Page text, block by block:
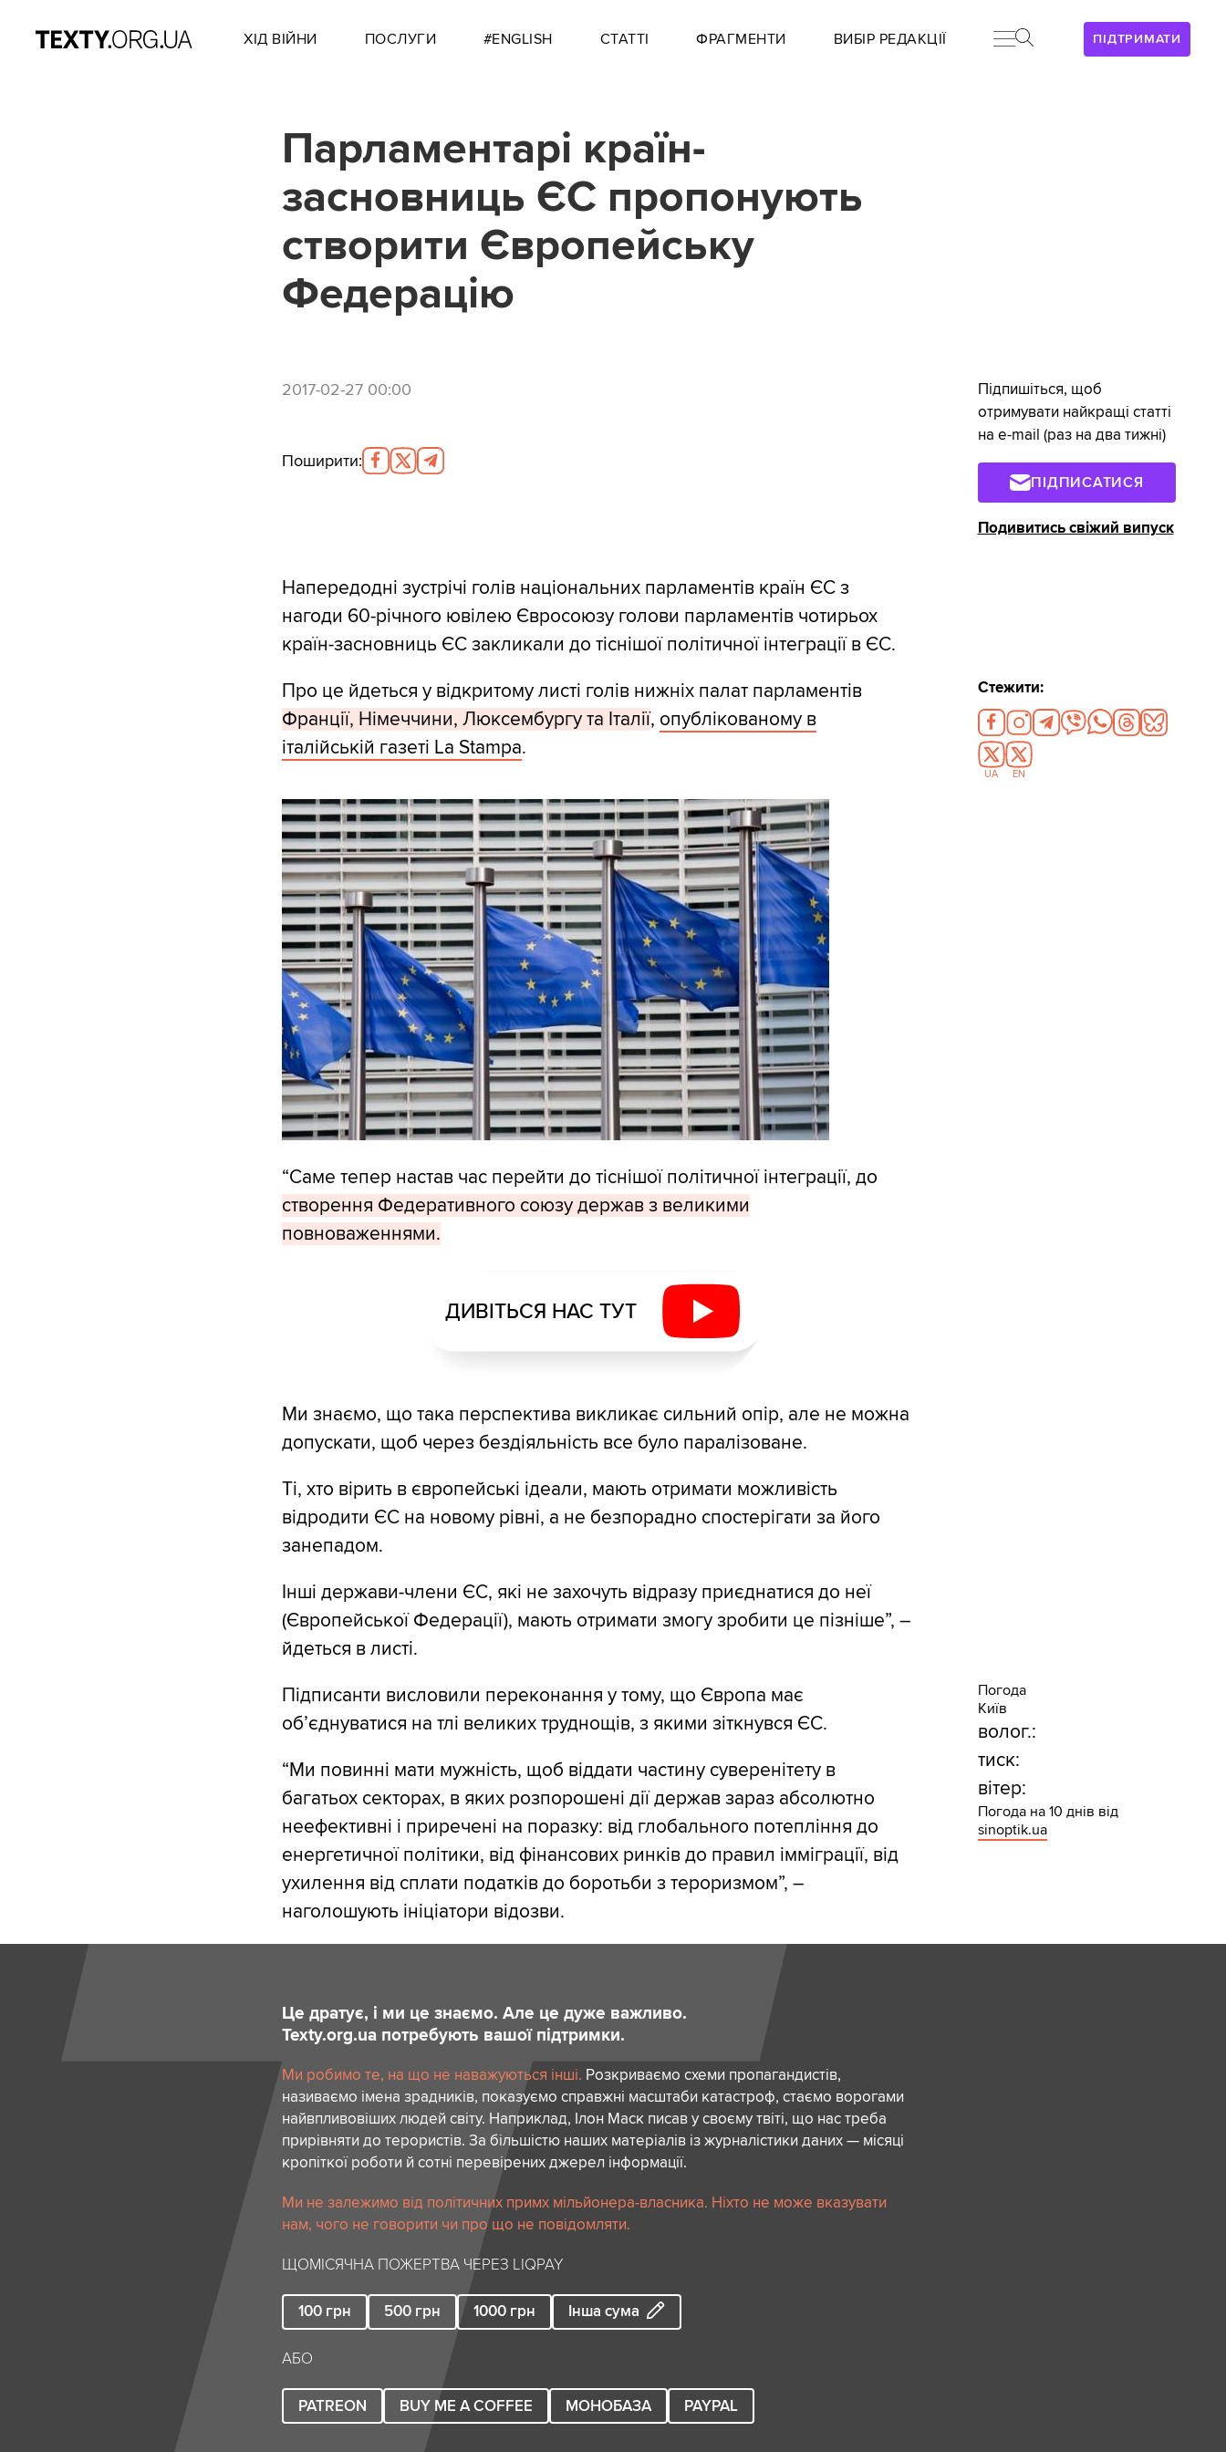
ПІДТРИМАТИ
ХІД ВІЙНИ ПОСЛУГИ #ENGLISH СТАТТІ ФРАГМЕНТИ ВИБІР РЕДАКЦІЇ
Парламентарі країн-
засновниць ЄС пропонують
створити Європейську
Федерацію
2017-02-27 00:00
Поширити:
Напередодні зустрічі голів національних парламентів країн ЄС з
нагоди 60-річного ювілею Євросоюзу голови парламентів чотирьох
країн-засновниць ЄС закликали до тіснішої політичної інтеграції в ЄС.
Про це йдеться у відкритому листі голів нижніх палат парламентів
Франції, Німеччини, Люксембургу та Італії, опублікованому в
італійській газеті La Stampa.
“Саме тепер настав час перейти до тіснішої політичної інтеграції, до
створення Федеративного союзу держав з великими
повноваженнями.
ДИВІТЬСЯ НАС ТУТ
Ми знаємо, що така перспектива викликає сильний опір, але не можна
допускати, щоб через бездіяльність все було паралізоване.
Ті, хто вірить в європейські ідеали, мають отримати можливість
відродити ЄС на новому рівні, а не безпорадно спостерігати за його
занепадом.
Інші держави-члени ЄС, які не захочуть відразу приєднатися до неї
(Європейської Федерації), мають отримати змогу зробити це пізніше”, –
йдеться в листі.
Підписанти висловили переконання у тому, що Європа має
об’єднуватися на тлі великих труднощів, з якими зіткнувся ЄС.
“Ми повинні мати мужність, щоб віддати частину суверенітету в
багатьох секторах, в яких розпорошені дії держав зараз абсолютно
неефективні і приречені на поразку: від глобального потепління до
енергетичної політики, від фінансових ринків до правил імміграції, від
ухилення від сплати податків до боротьби з тероризмом”, –
наголошують ініціатори відозви.
Це дратує, і ми це знаємо. Але це дуже важливо.
Texty.org.ua потребують вашої підтримки.
Ми робимо те, на що не наважуються інші. Розкриваємо схеми пропагандистів,
називаємо імена зрадників, показуємо справжні масштаби катастроф, стаємо ворогами
найвпливовіших людей світу. Наприклад, Ілон Маск писав у своєму твіті, що нас треба
прирівняти до терористів. За більшістю наших матеріалів із журналістики даних — місяці
кропіткої роботи й сотні перевірених джерел інформації.
Ми не залежимо від політичних примх мільйонера-власника. Ніхто не може вказувати
нам, чого не говорити чи про що не повідомляти.
ЩОМІСЯЧНА ПОЖЕРТВА ЧЕРЕЗ LIQPAY
100 грн 500 грн 1000 грн Інша сума
АБО
PATREON BUY ME A COFFEE МОНОБАЗА PAYPAL
Підпишіться, щоб
отримувати найкращі статті
на e-mail (раз на два тижні)
ПІДПИСАТИСЯ
Подивитись свіжий випуск
Стежити:
UA EN
Погода
Київ
волог.:
тиск:
вітер:
Погода на 10 днів від
sinoptik.ua